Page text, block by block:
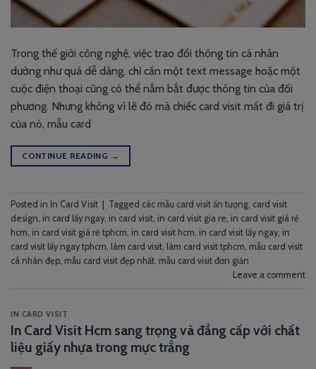
Trong thế giới công nghệ, việc trao đổi thông tin cá nhân
dường như quá dễ dàng, chỉ cần một text message hoặc một
cuộc điện thoại cũng có thể nắm bắt được thông tin của đối
phương. Nhưng không vì lẽ đó mà chiếc card visit mất đi giá trị
của nó, mẫu card
CONTINUE READING →
Posted in In Card Visit Tagged các mẫu card visit ấn tượng card visit
design in card lấy ngay in card visit in card visit gia re in card visit giá rẻ
hcm in card visit giá rẻ tphcm in card visit hcm in card visit lấy ngay in
card visit lấy ngay tphcm
làm card visit làm card visit tphcm mẫu card visit
cá nhân đẹp mẫu card visit đẹp nhất mẫu card visit đơn giản
Leave a comment
IN CARD VISIT
In Card Visit Hcm sang trọng và đẳng cấp với chất
liệu giấy nhựa trong mực trắng